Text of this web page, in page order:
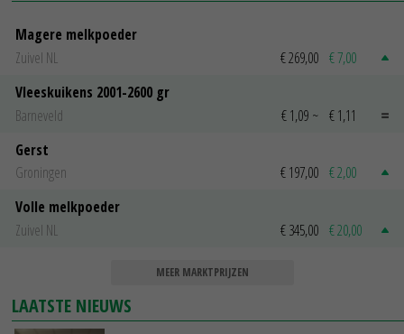
Magere melkpoeder
Zuivel NL
€ 269,00 € 7,00
Vleeskuikens 2001-2600 gr
Barneveld
€ 1,09 ~ € 1,11
Gerst
Groningen
€ 197,00 € 2,00
Volle melkpoeder
Zuivel NL
€ 345,00 € 20,00
MEER MARKTPRIJZEN
LAATSTE NIEUWS